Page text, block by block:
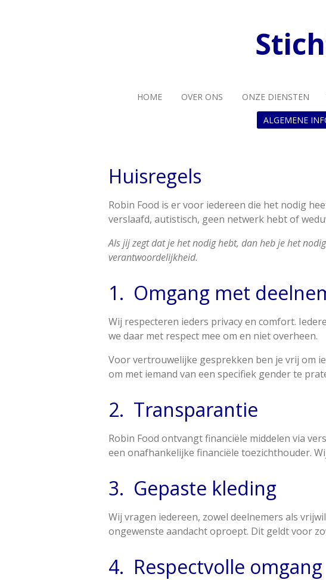
HOME OVER ONS ONZE DIENSTEN
ALGEMENE
Huisregels
Robin Food is er voor iedereen die het nodig
verslaafd, autistisch, geen netwerk hebt of
Als jij zegt dat je het nodig hebt, dan heb je het
verantwoordelijkheid.
1. Omgang met
Wij respecteren ieders privacy en comfort.
we daar met respect mee om en niet overheen.
Voor vertrouwelijke gesprekken ben je vrij om
om met iemand van een specifiek gender te
2. Transparantie
Robin Food ontvangt financiële middelen via
een onafhankelijke financiële toezichthouder.
3. Gepaste kleding
Wij vragen iedereen, zowel deelnemers als
ongewenste aandacht oproept. Dit geldt voor
4. Respectvolle omgang